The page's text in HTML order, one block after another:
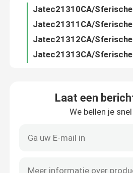
Fabrieksrondleiding
Kwaliteitscontrole
Gevallen
Industrieel Rollager
Laat een
We bellen je